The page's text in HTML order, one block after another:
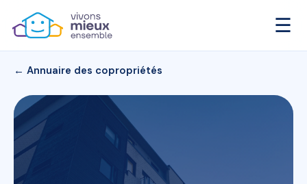
☰
← Annuaire des copropriétés